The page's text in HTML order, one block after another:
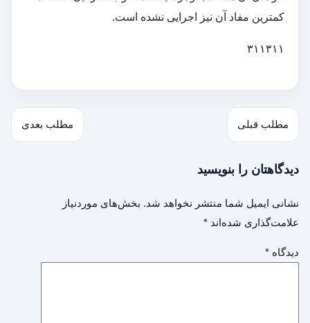
کمترین مفاد آن نیز اجرایی نشده است.
۳۱۱۳۱۱
مطلب قبلی مطلب بعدی
دیدگاهتان را بنویسید
نشانی ایمیل شما منتشر نخواهد شد. بخش‌های موردنیاز
علامت‌گذاری شده‌اند *
دیدگاه *